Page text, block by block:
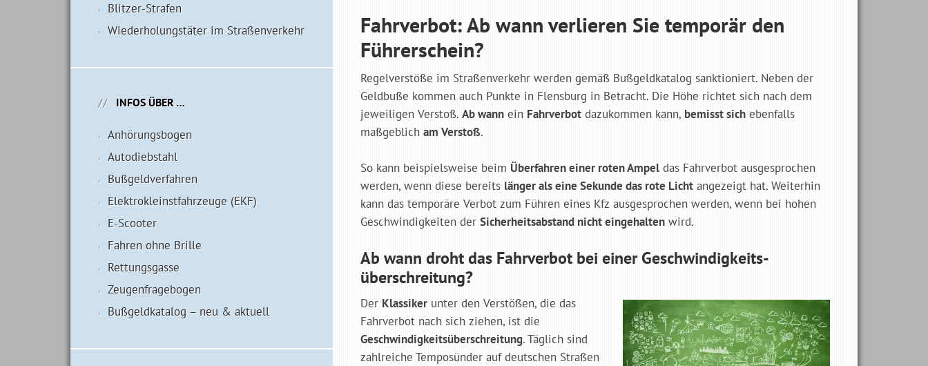
Fahrverbot: Ab wann verlieren Sie temporär den
Führerschein?
Regelverstöße im Straßenverkehr werden gemäß Bußgeldkatalog sanktioniert. Neben der
Geldbuße kommen auch Punkte in Flensburg in Betracht. Die Höhe richtet sich nach dem
jeweiligen Verstoß. Ab wann ein Fahrverbot dazukommen kann, bemisst sich ebenfalls
maßgeblich am Verstoß.
So kann beispielsweise beim Überfahren einer roten Ampel das Fahrverbot ausgesprochen
werden, wenn diese bereits länger als eine Sekunde das rote Licht angezeigt hat. Weiterhin
kann das temporäre Verbot zum Führen eines Kfz ausgesprochen werden, wenn bei hohen
Geschwindigkeiten der Sicherheitsabstand nicht eingehalten wird.
Ab wann droht das Fahrverbot bei einer Geschwindigkeits­
überschreitung?
Der Klassiker unter den Verstößen, die das
Fahrverbot nach sich ziehen, ist die
Geschwindigkeitsüberschreitung. Täglich sind
zahlreiche Temposünder auf deutschen Straßen
Blitzer-Strafen
Wiederholungstäter im Straßenverkehr
INFOS ÜBER …
Anhörungsbogen
Autodiebstahl
Bußgeldverfahren
Elektrokleinstfahrzeuge (EKF)
E-Scooter
Fahren ohne Brille
Rettungsgasse
Zeugenfragebogen
Bußgeldkatalog – neu & aktuell